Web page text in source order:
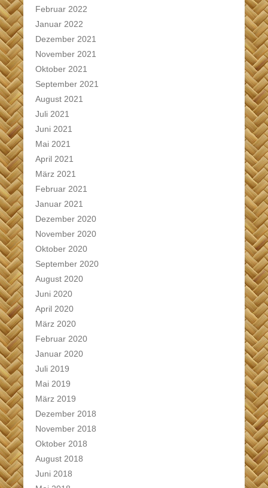
Februar 2022
Januar 2022
Dezember 2021
November 2021
Oktober 2021
September 2021
August 2021
Juli 2021
Juni 2021
Mai 2021
April 2021
März 2021
Februar 2021
Januar 2021
Dezember 2020
November 2020
Oktober 2020
September 2020
August 2020
Juni 2020
April 2020
März 2020
Februar 2020
Januar 2020
Juli 2019
Mai 2019
März 2019
Dezember 2018
November 2018
Oktober 2018
August 2018
Juni 2018